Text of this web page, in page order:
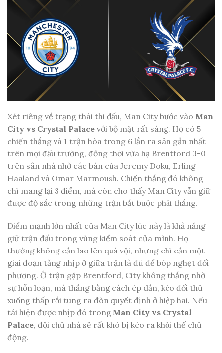
Xét riêng về trạng thái thi đấu, Man City bước vào Man
City vs Crystal Palace với bộ mặt rất sáng. Họ có 5
chiến thắng và 1 trận hòa trong 6 lần ra sân gần nhất
trên mọi đấu trường, đồng thời vừa hạ Brentford 3-0
trên sân nhà nhờ các bàn của Jeremy Doku, Erling
Haaland và Omar Marmoush. Chiến thắng đó không
chỉ mang lại 3 điểm, mà còn cho thấy Man City vẫn giữ
được độ sắc trong những trận bắt buộc phải thắng.
Điểm mạnh lớn nhất của Man City lúc này là khả năng
giữ trận đấu trong vùng kiểm soát của mình. Họ
thường không cần lao lên quá vội, nhưng chỉ cần một
giai đoạn tăng nhịp ở giữa trận là đủ để bóp nghẹt đối
phương. Ở trận gặp Brentford, City không thắng nhờ
sự hỗn loạn, mà thắng bằng cách ép dần, kéo đối thủ
xuống thấp rồi tung ra đòn quyết định ở hiệp hai. Nếu
tái hiện được nhịp đó trong Man City vs Crystal
Palace, đội chủ nhà sẽ rất khó bị kéo ra khỏi thế chủ
động.